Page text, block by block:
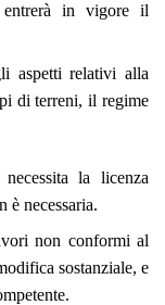
entrerà in vigore il
aspetti relativi alla
di terreni, il regime
la licenza
è necessaria.
non conformi al
sostanziale, e